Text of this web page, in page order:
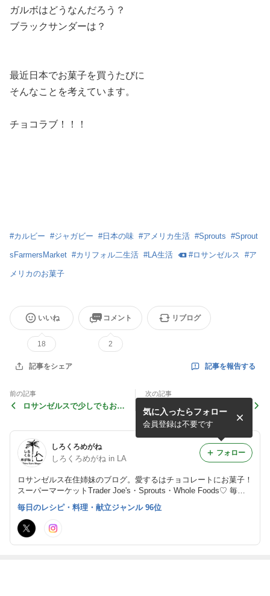
ガルボはどうなんだろう？
ブラックサンダーは？
最近日本でお菓子を買うたびに
そんなことを考えています。
チョコラブ！！！
#カルビー #ジャガビー #日本の味 #アメリカ生活 #Sprouts #Sprout
sFarmersMarket #カリフォル二生活 #LA生活 #ロサンゼルス #ア
メリカのお菓子
いいね
18
コメント
2
リブログ
記事をシェア 記事を報告する
前の記事
ロサンゼルスで少しでもお正
次の記事
ロサンゼルスで人生３度目の
おせち作りは、三種の神器だ
けの簡単おせち料理に。
しろくろめがね
しろくろめがね in LA
ロサンゼルス在住姉妹のブログ。愛するはチョコレートにお菓子！
スーパーマーケットTrader Joe's・Sprouts・Whole Foods♡ 毎日
の野菜中心弁当と、たまのお料理やお出かけ。 普通の毎日、普通
の生活、でもここはロサンゼルス！ 「Eat. Cook. Discover in LA」
気に入ったらフォロー
会員登録は不要です
フォロー
毎日のレシピ・料理・献立ジャンル 96位